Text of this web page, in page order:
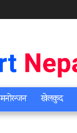
मनोरन्जन खेलकुद